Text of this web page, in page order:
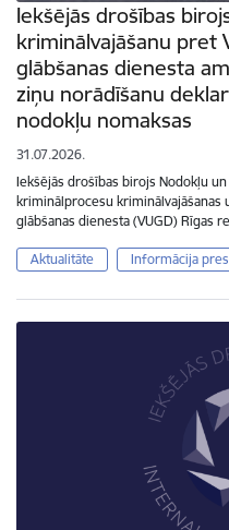
Iekšējās drošības
kriminālvajāšanu pret
glābšanas dienesta
ziņu norādīšanu
nodokļu nomaksas
31.07.2026.
Iekšējās drošības birojs Nodokļu
kriminālprocesu kriminālvajāšanas
glābšanas dienesta (VUGD) Rīgas
Aktualitāte Informācija